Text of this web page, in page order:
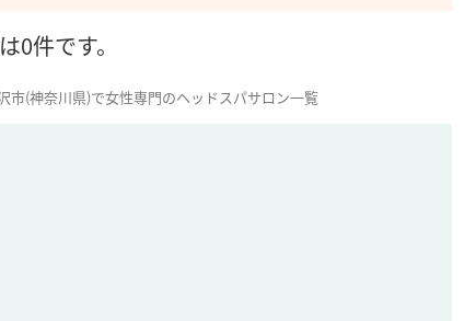
0件です。
市(神奈川県)で女性専門のヘッドスパサロン一覧